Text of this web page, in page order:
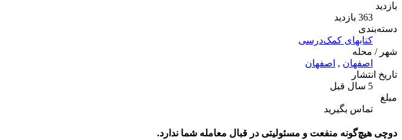
بازدید
363 بازدید
دسته‌بندی
کتابهای کمک‌درسی
شهر / محله
اصفهان , اصفهان
تاریخ انتشار
5 سال قبل
مبلغ
تماس بگیرید
دوچی هیچ‌گونه منفعت و مسئولیتی در قبال معامله شما ندارد.